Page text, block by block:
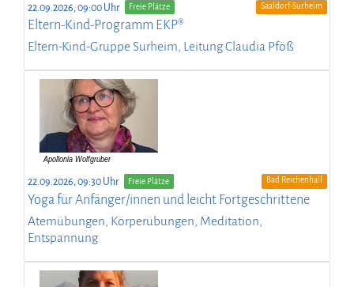
22.09.2026, 09:00 Uhr Freie Plätze Saaldorf-Surheim
Eltern-Kind-Programm EKP®
Eltern-Kind-Gruppe Surheim, Leitung Claudia Pföß
22.09.2026, 09:30 Uhr Freie Plätze Bad Reichenhall
Yoga für Anfänger/innen und leicht Fortgeschrittene
Atemübungen, Körperübungen, Meditation,
Entspannung